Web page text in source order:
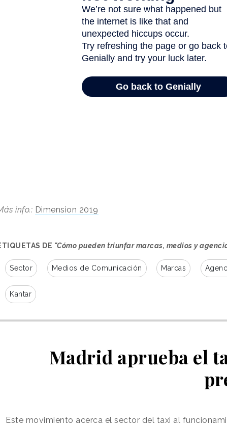
info.: Dimension 2019
DE "Cómo pueden triunfar marcas, medios y
Sector Medios de Comunicación Marcas
Kantar
Madrid aprueba el
Este movimiento acerca el sector del taxi al